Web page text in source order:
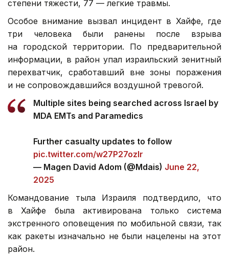
степени тяжести, 77 — легкие травмы.
Особое внимание вызвал инцидент в Хайфе, где
три человека были ранены после взрыва
на городской территории. По предварительной
информации, в район упал израильский зенитный
перехватчик, сработавший вне зоны поражения
и не сопровождавшийся воздушной тревогой.
Multiple sites being searched across Israel by
MDA EMTs and Paramedics
Further casualty updates to follow
pic.twitter.com/w27P27ozlr
— Magen David Adom (@Mdais) June 22,
2025
Командование тыла Израиля подтвердило, что
в Хайфе была активирована только система
экстренного оповещения по мобильной связи, так
как ракеты изначально не были нацелены на этот
район.